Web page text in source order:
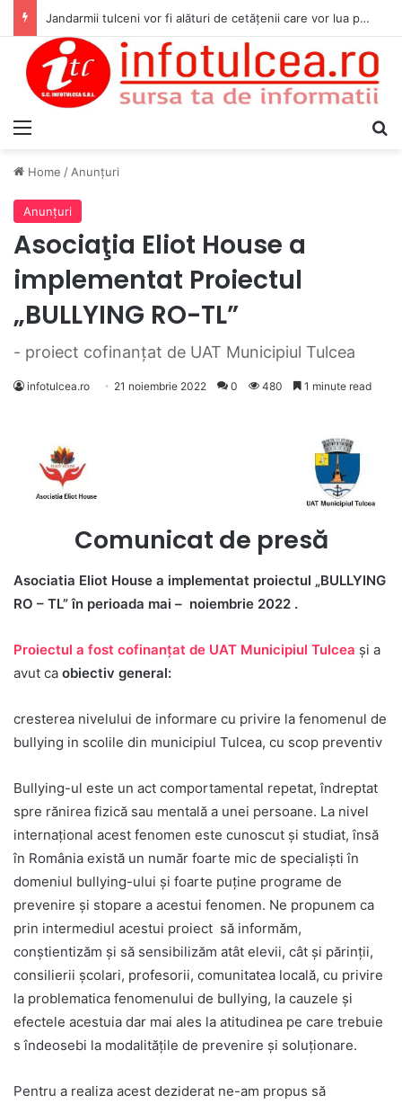
Jandarmii tulceni vor fi alături de cetățenii care vor lua parte la Festivalul Folk Țestos
Home / Anunţuri
Anunţuri
Asociaţia Eliot House a
implementat Proiectul
„BULLYING RO-TL”
- proiect cofinanţat de UAT Municipiul Tulcea
infotulcea.ro 21 noiembrie 2022 0 480 1 minute read
Comunicat de presă
Asociatia Eliot House a implementat proiectul „BULLYING
RO – TL” în perioada mai – noiembrie 2022 .
Proiectul a fost cofinanțat de UAT Municipiul Tulcea și a
avut ca obiectiv general:
cresterea nivelului de informare cu privire la fenomenul de
bullying in scolile din municipiul Tulcea, cu scop preventiv
Bullying-ul este un act comportamental repetat, îndreptat
spre rănirea fizică sau mentală a unei persoane. La nivel
internaţional acest fenomen este cunoscut și studiat, însă
în România există un număr foarte mic de specialişti în
domeniul bullying-ului şi foarte puţine programe de
prevenire şi stopare a acestui fenomen. Ne propunem ca
prin intermediul acestui proiect să informăm,
conștientizăm și să sensibilizăm atât elevii, cât și părinții,
consilierii școlari, profesorii, comunitatea locală, cu privire
la problematica fenomenului de bullying, la cauzele și
efectele acestuia dar mai ales la atitudinea pe care trebuie
s îndeosebi la modalitățile de prevenire și soluționare.
Pentru a realiza acest deziderat ne-am propus să